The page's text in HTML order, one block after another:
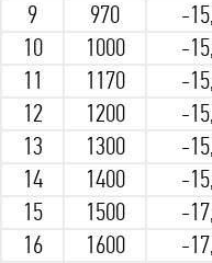
9
970 -
10
1000 -
11
1170 -
12
1200 -
13
1300 -
14
1400 -
15
1500 -
16
1600 -